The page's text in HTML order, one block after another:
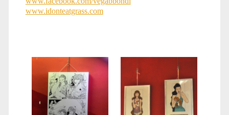
www.idonteatgrass.com